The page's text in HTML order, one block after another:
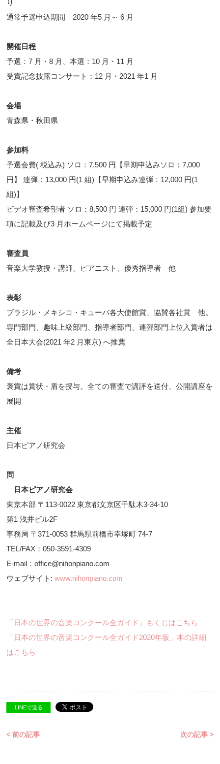
り
通常予選申込期間 2020 年5 月～ 6 月
開催日程
予選：7 月・8 月、本選：10 月・11 月
受賞記念披露コンサート：12 月・2021 年1 月
会場
青森県・秋田県
参加料
予選会費( 税込み) ソロ：7,500 円【早期申込みソロ：7,000
円】 連弾：13,000 円(1 組)【早期申込み連弾：12,000 円(1
組)】
ビデオ審査希望者 ソロ：8,500 円 連弾：15,000 円(1組) 参加要
項に記載及び3 月ホームページにて掲載予定
審査員
音楽大学教授・講師、ピアニスト、優秀指導者 他
表彰
ブラジル・メキシコ・キューバ各大使館賞、協賛各社賞 他。
専門部門、趣味上級部門、指導者部門、連弾部門上位入賞者は
全日本大会(2021 年2 月東京) へ推薦
備考
褒賞は賞状・盾を授与。全ての審査で講評を送付、公開講座を
展開
主催
日本ピアノ研究会
問
日本ピアノ研究会
東京本部 〒113-0022 東京都文京区千駄木3-34-10
第1 浅井ビル2F
事務局 〒371-0053 群馬県前橋市幸塚町 74-7
TEL/FAX：050-3591-4309
E-mail：office@nihonpiano.com
ウェブサイト:www.nihonpiano.com
「日本の世界の音楽コンクール全ガイド」もくじはこちら
「日本の世界の音楽コンクール全ガイド2020年版」本の詳細
はこちら
LINEで送る
< 前の記事 次の記事 >